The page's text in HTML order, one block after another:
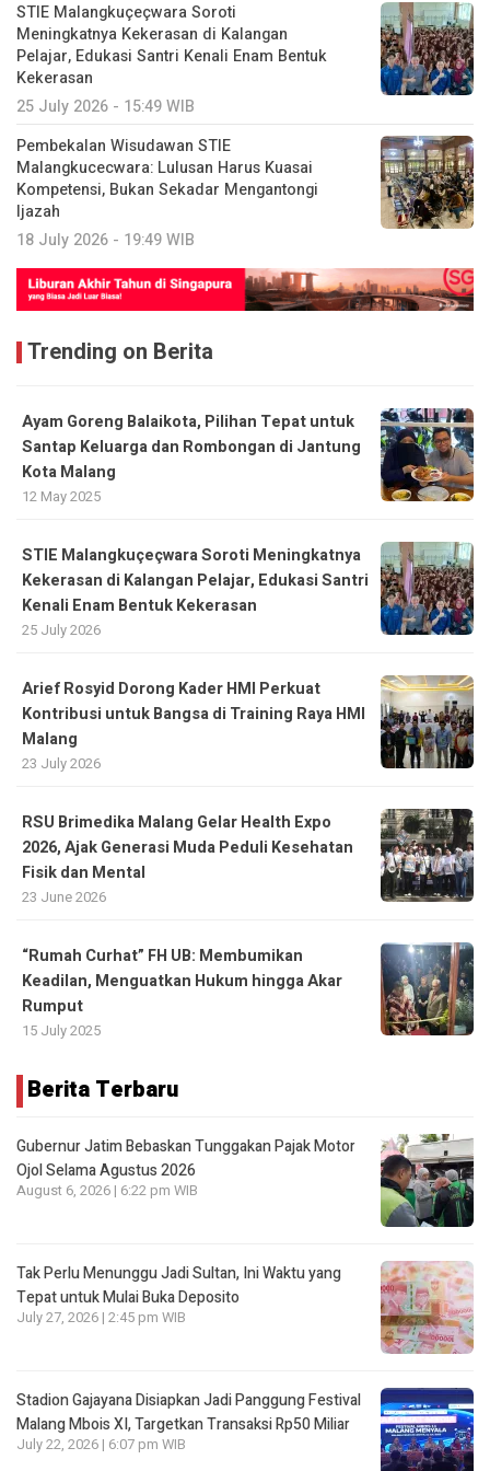
STIE Malangkuçeçwara Soroti
Meningkatnya Kekerasan di Kalangan
Pelajar, Edukasi Santri Kenali Enam Bentuk
Kekerasan
25 July 2026 - 15:49 WIB
Pembekalan Wisudawan STIE
Malangkucecwara: Lulusan Harus Kuasai
Kompetensi, Bukan Sekadar Mengantongi
Ijazah
18 July 2026 - 19:49 WIB
Trending on Berita
Ayam Goreng Balaikota, Pilihan Tepat untuk
Santap Keluarga dan Rombongan di Jantung
Kota Malang
12 May 2025
STIE Malangkuçeçwara Soroti Meningkatnya
Kekerasan di Kalangan Pelajar, Edukasi Santri
Kenali Enam Bentuk Kekerasan
25 July 2026
Arief Rosyid Dorong Kader HMI Perkuat
Kontribusi untuk Bangsa di Training Raya HMI
Malang
23 July 2026
RSU Brimedika Malang Gelar Health Expo
2026, Ajak Generasi Muda Peduli Kesehatan
Fisik dan Mental
23 June 2026
“Rumah Curhat” FH UB: Membumikan
Keadilan, Menguatkan Hukum hingga Akar
Rumput
15 July 2025
Berita Terbaru
Gubernur Jatim Bebaskan Tunggakan Pajak Motor
Ojol Selama Agustus 2026
August 6, 2026 | 6:22 pm WIB
Tak Perlu Menunggu Jadi Sultan, Ini Waktu yang
Tepat untuk Mulai Buka Deposito
July 27, 2026 | 2:45 pm WIB
Stadion Gajayana Disiapkan Jadi Panggung Festival
Malang Mbois XI, Targetkan Transaksi Rp50 Miliar
July 22, 2026 | 6:07 pm WIB